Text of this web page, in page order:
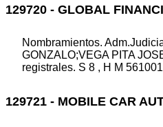
129720 - GLOBAL
Nombramientos.
GONZALO;VEGA PITA
registrales. S 8 , H M
129721 - MOBILE CAR